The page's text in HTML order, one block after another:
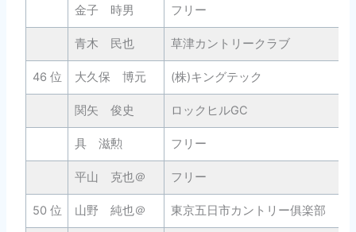
金子 時男 フリー
青木 民也 草津カントリークラブ
46 位 大久保 博元 (株)キングテック
関矢 俊史 ロックヒルGC
具 滋勲 フリー
平山 克也＠ フリー
50 位 山野 純也＠ 東京五日市カントリー俱楽部